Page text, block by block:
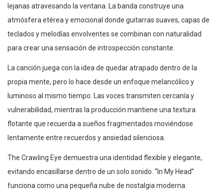
lejanas atravesando la ventana. La banda construye una
atmósfera etérea y emocional donde guitarras suaves, capas de
teclados y melodías envolventes se combinan con naturalidad
para crear una sensación de introspección constante.
La canción juega con la idea de quedar atrapado dentro de la
propia mente, pero lo hace desde un enfoque melancólico y
luminoso al mismo tiempo. Las voces transmiten cercanía y
vulnerabilidad, mientras la producción mantiene una textura
flotante que recuerda a sueños fragmentados moviéndose
lentamente entre recuerdos y ansiedad silenciosa.
The Crawling Eye demuestra una identidad flexible y elegante,
evitando encasillarse dentro de un solo sonido. “In My Head”
funciona como una pequeña nube de nostalgia moderna: